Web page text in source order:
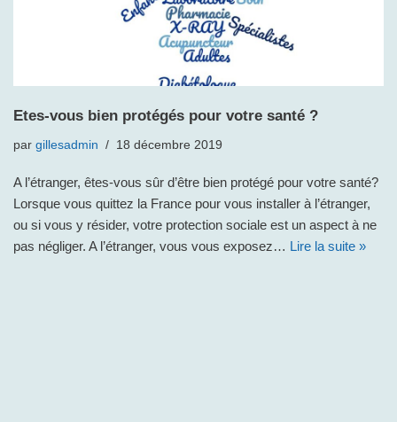
Etes-vous bien protégés pour votre santé ?
par gillesadmin 18 décembre 2019
A l’étranger, êtes-vous sûr d’être bien protégé pour votre santé?
Lorsque vous quittez la France pour vous installer à l’étranger,
ou si vous y résider, votre protection sociale est un aspect à ne
pas négliger. A l’étranger, vous vous exposez… Lire la suite »